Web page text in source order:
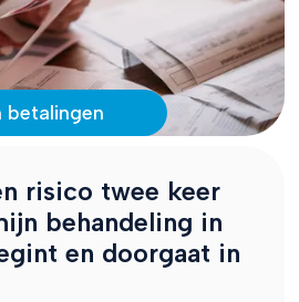
betalingen
risico twee keer
behandeling in
en doorgaat in